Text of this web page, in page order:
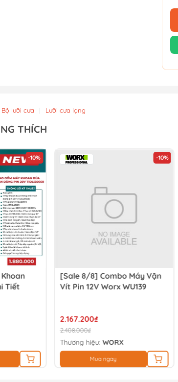
Bộ lưỡi cưa | Lưỡi cưa lọng
THÍCH
-10%
Tiết
-10%
[Sale 8/8] Combo Máy Vặn
Vít Pin 12V Worx WU139
2.167.200₫
2.408.000₫
Thương hiệu:WORX
Mua ngay